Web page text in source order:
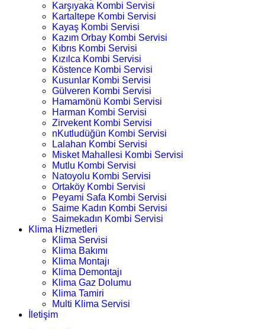
Karşıyaka Kombi Servisi
Kartaltepe Kombi Servisi
Kayaş Kombi Servisi
Kazım Orbay Kombi Servisi
Kıbrıs Kombi Servisi
Kızılca Kombi Servisi
Köstence Kombi Servisi
Kusunlar Kombi Servisi
Gülveren Kombi Servisi
Hamamönü Kombi Servisi
Harman Kombi Servisi
Zirvekent Kombi Servisi
nKutludüğün Kombi Servisi
Lalahan Kombi Servisi
Misket Mahallesi Kombi Servisi
Mutlu Kombi Servisi
Natoyolu Kombi Servisi
Ortaköy Kombi Servisi
Peyami Safa Kombi Servisi
Saime Kadın Kombi Servisi
Saimekadın Kombi Servisi
Klima Hizmetleri
Klima Servisi
Klima Bakımı
Klima Montajı
Klima Demontajı
Klima Gaz Dolumu
Klima Tamiri
Multi Klima Servisi
İletişim